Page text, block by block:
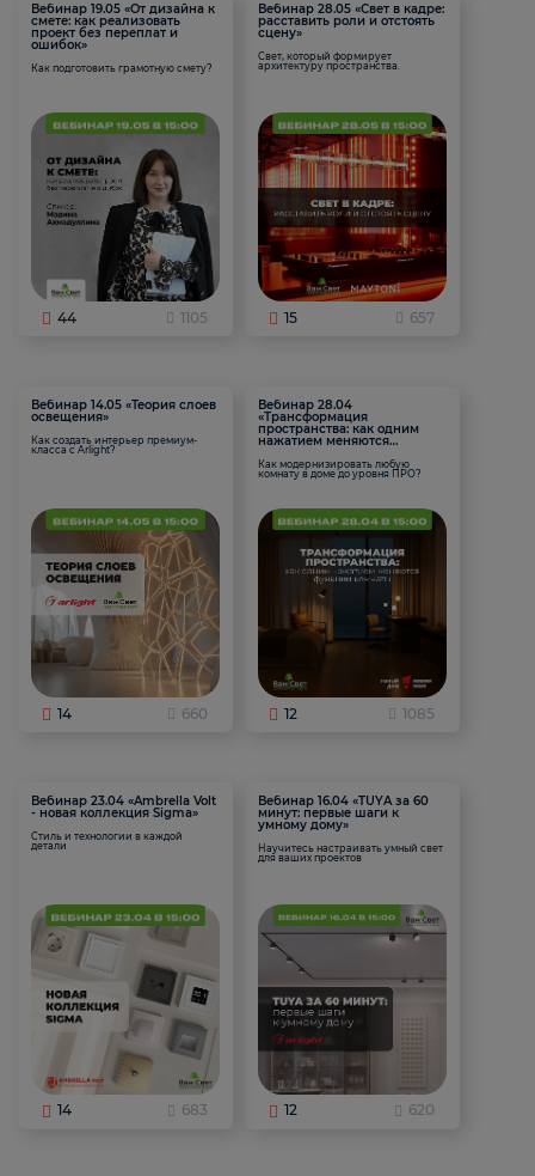
Вебинар 19.05 «От дизайна к
смете: как реализовать
проект без переплат и
ошибок»
Как подготовить грамотную смету?
44 1105
Вебинар 28.05 «Свет в кадре:
расставить роли и отстоять
сцену»
Свет, который формирует
архитектуру пространства.
15 657
Вебинар 14.05 «Теория слоев
освещения»
Как создать интерьер премиум-
класса с Arlight?
14 660
Вебинар 28.04
«Трансформация
пространства: как одним
нажатием меняются
Как модернизировать любую
комнату в доме до уровня ПРО?
12 1085
Вебинар 23.04 «Ambrella Volt
- новая коллекция Sigma»
Стиль и технологии в каждой
детали
14 683
Вебинар 16.04 «TUYA за 60
минут: первые шаги к
умному дому»
Научитесь настраивать умный свет
для ваших проектов
12 620